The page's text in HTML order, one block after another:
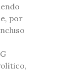
por